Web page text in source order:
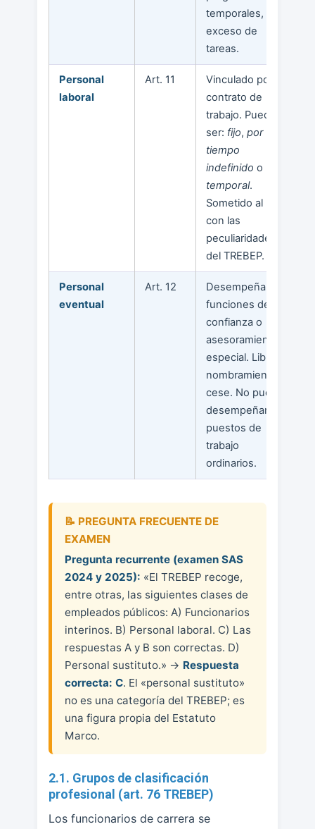
temporales,
exceso de
tareas.
Personal
laboral
Art. 11
Vinculado por
contrato de
trabajo. Puede
ser: fijo,por
tiempo
indefinido o
temporal.
Sometido al ET
con las
peculiaridades
del TREBEP.
Personal
eventual
Art. 12
Desempeña
funciones de
confianza o
asesoramiento
especial. Libre
nombramiento y
cese. No puede
desempeñar
puestos de
trabajo
ordinarios.
Pregunta recurrente (examen SAS
2024 y 2025): «El TREBEP recoge,
entre otras, las siguientes clases de
empleados públicos: A) Funcionarios
interinos. B) Personal laboral. C) Las
respuestas A y B son correctas. D)
Personal sustituto.» → Respuesta
correcta: C. El «personal sustituto»
no es una categoría del TREBEP; es
una figura propia del Estatuto
Marco.
2.1. Grupos de clasificación
profesional (art. 76 TREBEP)
Los funcionarios de carrera se